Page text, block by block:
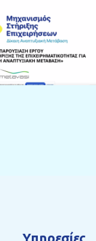
Υπηρεσίες